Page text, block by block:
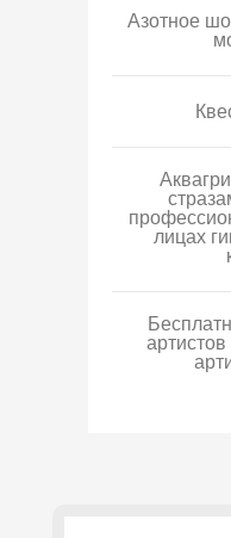
Азотное
лицах